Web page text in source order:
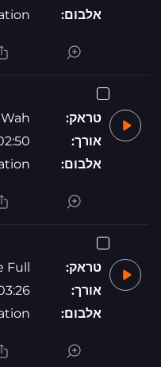
אלבום:
טראק:
אורך:
אלבום:
טראק:
Full
אורך:
אלבום: